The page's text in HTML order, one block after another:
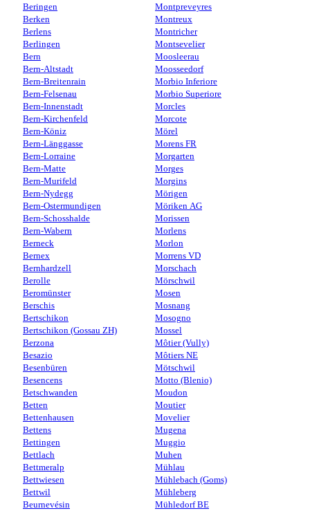
Beringen
Berken
Berlens
Berlingen
Bern
Bern-Altstadt
Bern-Breitenrain
Bern-Felsenau
Bern-Innenstadt
Bern-Kirchenfeld
Bern-Köniz
Bern-Länggasse
Bern-Lorraine
Bern-Matte
Bern-Murifeld
Bern-Nydegg
Bern-Ostermundigen
Bern-Schosshalde
Bern-Wabern
Berneck
Bernex
Bernhardzell
Berolle
Beromünster
Berschis
Bertschikon
Bertschikon (Gossau ZH)
Berzona
Besazio
Besenbüren
Besencens
Betschwanden
Betten
Bettenhausen
Bettens
Bettingen
Bettlach
Bettmeralp
Bettwiesen
Bettwil
Beurnevésin
Montpreveyres
Montreux
Montricher
Montsevelier
Moosleerau
Moosseedorf
Morbio Inferiore
Morbio Superiore
Morcles
Morcote
Mörel
Morens FR
Morgarten
Morges
Morgins
Mörigen
Möriken AG
Morissen
Morlens
Morlon
Morrens VD
Morschach
Mörschwil
Mosen
Mosnang
Mosogno
Mossel
Môtier (Vully)
Môtiers NE
Mötschwil
Motto (Blenio)
Moudon
Moutier
Movelier
Mugena
Muggio
Muhen
Mühlau
Mühlebach (Goms)
Mühleberg
Mühledorf BE